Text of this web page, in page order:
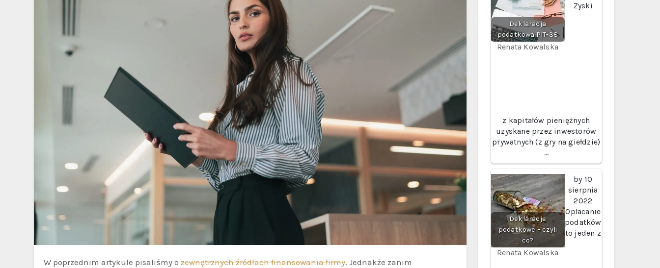
W poprzednim artykule pisaliśmy o zewnętrznych źródłach finansowania firmy. Jednakże zanim
Deklaracja
podatkowa PIT-38
Renata Kowalska
Zyski
z kapitałów pieniężnych
uzyskane przez inwestorów
prywatnych (z gry na giełdzie)
…
Deklaracje
podatkowe – czyli
co?
by
Renata Kowalska
10
sierpnia
2022
Opłacanie
podatków
to jeden z